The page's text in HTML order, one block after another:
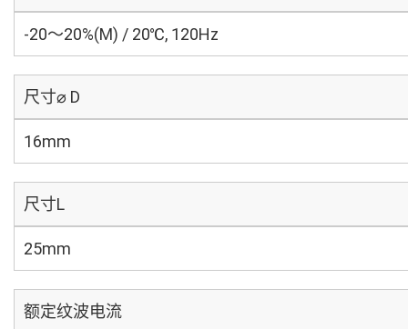
-20～20%(M) / 20℃, 120Hz
尺寸⌀ D
16mm
尺寸L
25mm
额定纹波电流